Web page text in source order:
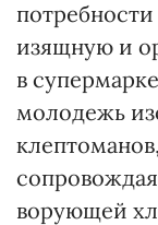
изящную и
в
молодежь
ворующей